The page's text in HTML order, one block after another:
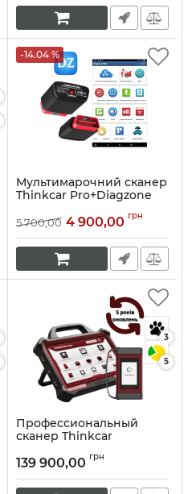
-14.04 %
Мультимарочний сканер
Thinkcar Pro+Diagzone
Артикул:10135
5 700,00 4 900,00 грн
3
5
Профессиональный
сканер Thinkcar
Ultra
Артикул:10099
139 900,00 грн